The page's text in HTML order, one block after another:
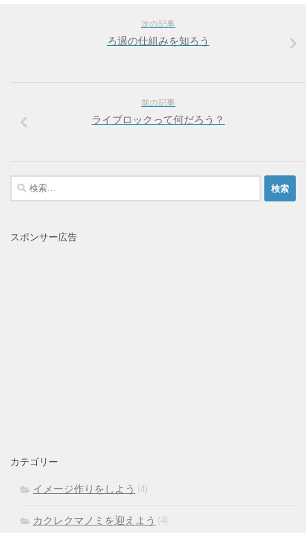
次の記事
ろ過の仕組みを知ろう
前の記事
ライブロックって何だろう？
検
索:
スポンサー広告
カテゴリー
イメージ作りをしよう (4)
カクレクマノミを迎えよう (4)